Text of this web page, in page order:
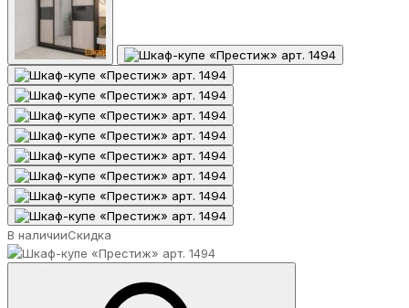
В наличииСкидка